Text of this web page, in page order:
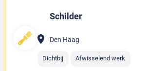
Schilder
Den Haag
Dichtbij Afwisselend werk